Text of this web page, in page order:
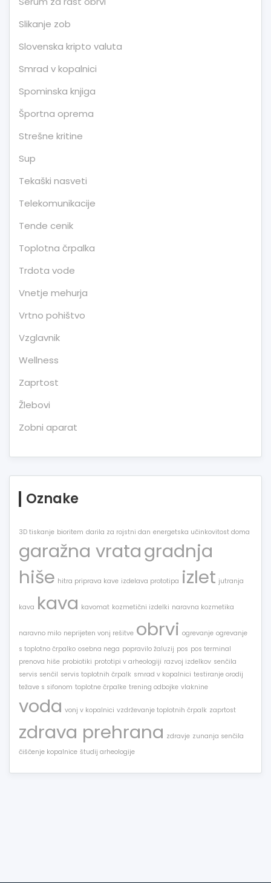
Slikanje zob
Slovenska kripto valuta
Smrad v kopalnici
Spominska knjiga
Športna oprema
Strešne kritine
Sup
Tekaški nasveti
Telekomunikacije
Tende cenik
Toplotna črpalka
Trdota vode
Vnetje mehurja
Vrtno pohištvo
Vzglavnik
Wellness
Zaprtost
Žlebovi
Zobni aparat
Oznake
3D tiskanje bioritem darila za rojstni dan energetska učinkovitost doma
garažna vratagradnja
hiše hitra priprava kave izdelava prototipa izlet jutranja
kava kava kavomat kozmetični izdelki naravna kozmetika
naravno milo neprijeten vonj rešitve obrvi ogrevanje ogrevanje
s toplotno črpalko osebna nega popravilo žaluzij pos pos terminal
prenova hiše probiotiki prototipi v arheologiji razvoj izdelkov senčila
servis senčil servis toplotnih črpalk smrad v kopalnici testiranje orodij
težave s sifonom toplotne črpalke trening odbojke vlaknine
voda vonj v kopalnici vzdrževanje toplotnih črpalk zaprtost
zdrava prehrana zdravje zunanja senčila
čiščenje kopalnice študij arheologije